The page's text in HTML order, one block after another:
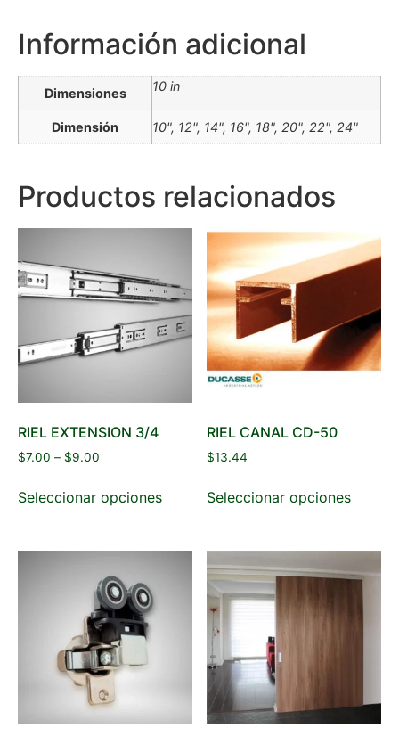
Información adicional
Dimensiones 10 in
Dimensión 10", 12", 14", 16", 18", 20", 22", 24"
Productos relacionados
RIEL EXTENSION 3/4
$7.00 – $9.00
Seleccionar opciones
RIEL CANAL CD-50
$13.44
Seleccionar opciones